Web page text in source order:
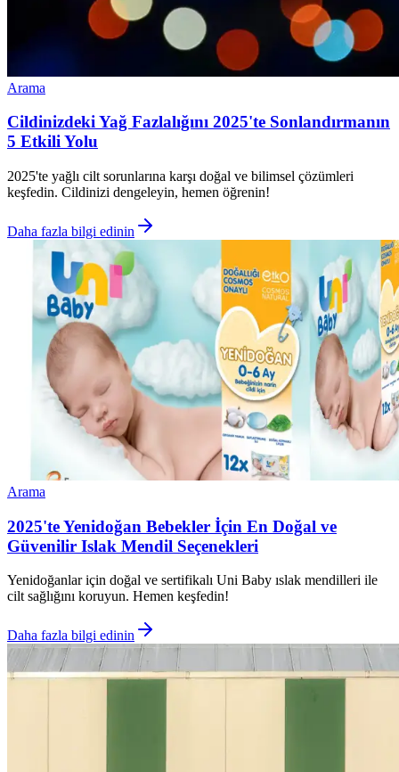
Arama
Cildinizdeki Yağ Fazlalığını 2025'te Sonlandırmanın
5 Etkili Yolu
2025'te yağlı cilt sorunlarına karşı doğal ve bilimsel çözümleri
keşfedin. Cildinizi dengeleyin, hemen öğrenin!
Daha fazla bilgi edinin
Arama
2025'te Yenidoğan Bebekler İçin En Doğal ve
Güvenilir Islak Mendil Seçenekleri
Yenidoğanlar için doğal ve sertifikalı Uni Baby ıslak mendilleri ile
cilt sağlığını koruyun. Hemen keşfedin!
Daha fazla bilgi edinin